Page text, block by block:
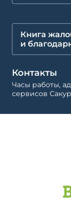
Книга
и
Контакты
Часы работы,
сервисов